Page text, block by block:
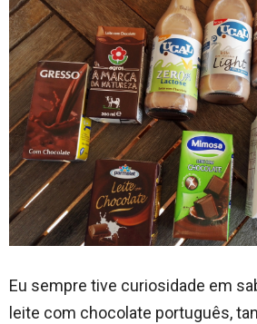
Eu sempre tive curiosidade em
leite com chocolate português,